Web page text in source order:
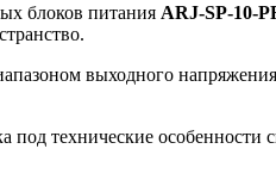
блоков питания ARJ-SP-10-
выходного
под технические